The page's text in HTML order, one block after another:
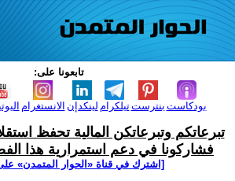
تابعونا على:
الانستغرام لينكدإن تيلكرامبنترست بودكاست
تبرعاتكم وتبرعاتكن المالية تحفظ
فشاركونا في دعم استمرارية هذا
[اشترك في قناة ‫«الحوار المتمدن»